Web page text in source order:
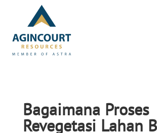
Bagaimana Proses
Revegetasi Lahan